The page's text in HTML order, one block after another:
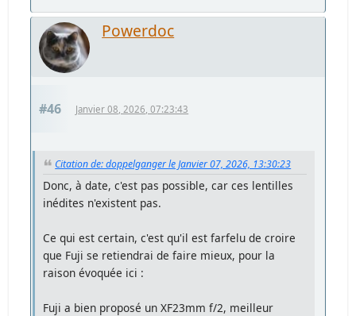
Powerdoc
#46 Janvier 08, 2026, 07:23:43
Citation de: doppelganger le Janvier 07, 2026, 13:30:23
Donc, à date, c'est pas possible, car ces lentilles
inédites n'existent pas.
Ce qui est certain, c'est qu'il est farfelu de croire
que Fuji se retiendrai de faire mieux, pour la
raison évoquée ici :
Fuji a bien proposé un XF23mm f/2, meilleur